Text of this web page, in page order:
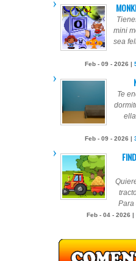
mini
sea
Feb - 09 - 2026 |
Te
Feb - 09 - 2026 |
Para
Feb - 04 - 2026 |